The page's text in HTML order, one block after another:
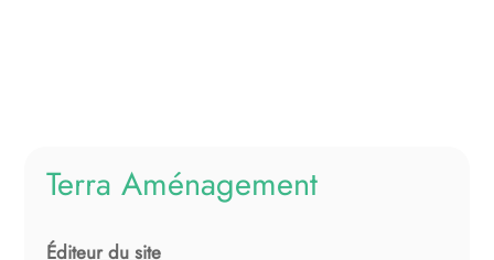
Contact
Terra Aménagement
Éditeur du site